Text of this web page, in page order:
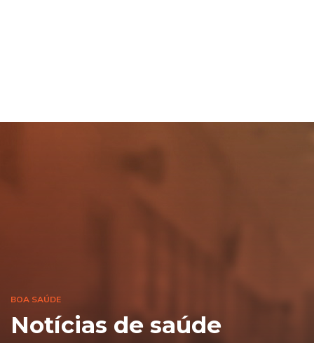
BOA SAÚDE
Notícias de saúde